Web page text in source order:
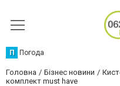
П Погода
Головна Бізнес новини
комплект must have